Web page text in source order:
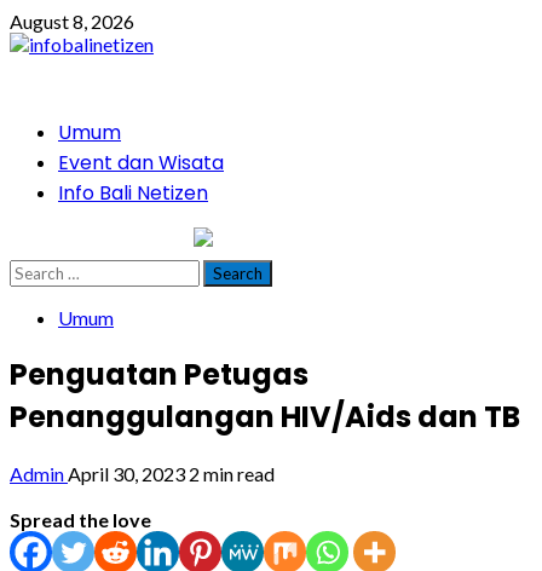
Skip
to
August 8, 2026
PrimaryUmum
Event dan Wisata
Info Bali Netizen
Search
for:
Umum
Penguatan Petugas
Penanggulangan HIV/Aids dan TB
AdminApril 30, 2023 2 min read
Spread the love